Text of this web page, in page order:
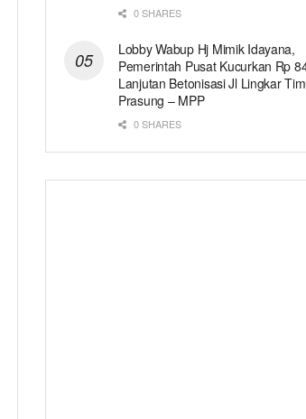
0 SHARES
Lobby Wabup Hj Mimik Idayana,
Pemerintah Pusat Kucurkan Rp
Lanjutan Betonisasi Jl Lingkar
Prasung – MPP
0 SHARES